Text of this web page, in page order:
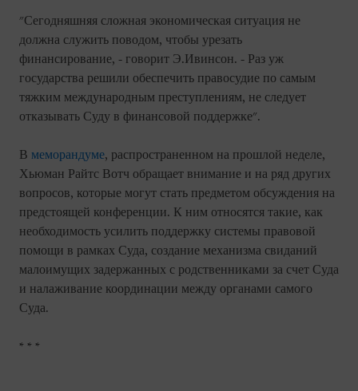
"Сегодняшняя сложная экономическая ситуация не
должна служить поводом, чтобы урезать
финансирование, - говорит Э.Ивинсон. - Раз уж
государства решили обеспечить правосудие по самым
тяжким международным преступлениям, не следует
отказывать Суду в финансовой поддержке".
В меморандуме, распространенном на прошлой неделе,
Хьюман Райтс Вотч обращает внимание и на ряд других
вопросов, которые могут стать предметом обсуждения на
предстоящей конференции. К ним относятся такие, как
необходимость усилить поддержку системы правовой
помощи в рамках Суда, создание механизма свиданий
малоимущих задержанных с родственниками за счет Суда
и налаживание координации между органами самого
Суда.
* * *